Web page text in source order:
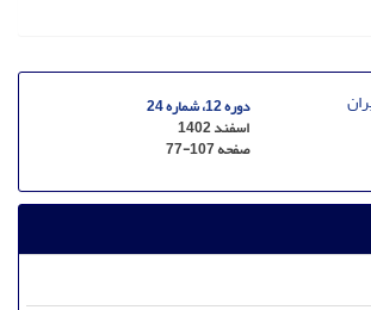
دوره 12، شماره 24
اسفند 1402
صفحه77-107